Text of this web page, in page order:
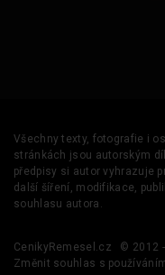
Všechny texty, fotografie i
stránkách jsou autorským
předpisy si autor vyhrazuje
další šíření, modifikace,
souhlasu autora.
CenikyRemesel.cz © 2012
Změnit souhlas s